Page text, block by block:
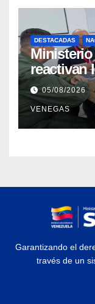
DESTACADAS
reactivan
05/08/2026
VENEGAS
Garantizando el
través de un